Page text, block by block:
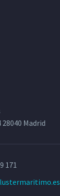
Madrid
171